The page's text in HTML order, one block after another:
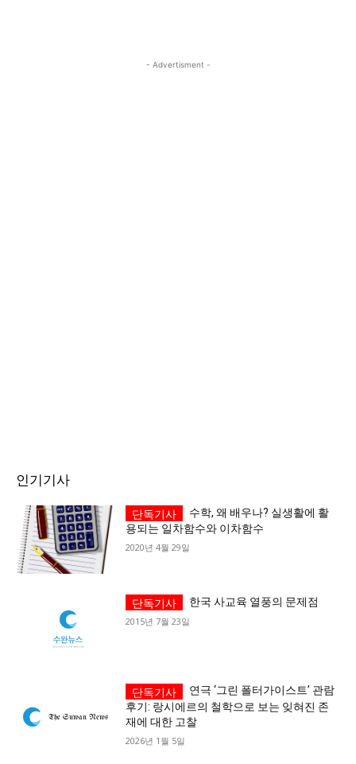
- Advertisment -
인기기사
수학, 왜 배우나? 실생활에 활
용되는 일차함수와 이차함수
2020년 4월 29일
한국 사교육 열풍의 문제점
2015년 7월 23일
연극 ‘그린 폴터가이스트’ 관람
후기: 랑시에르의 철학으로 보는 잊혀진 존
재에 대한 고찰
2026년 1월 5일